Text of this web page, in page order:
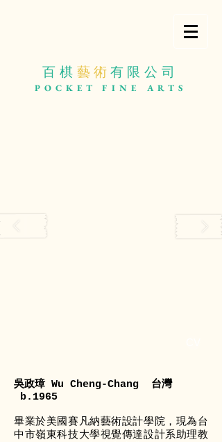
百棋 藝 術 有限公司
POCKET FINE ARTS
吳政璋 Wu Cheng-Chang 台灣
b.1965
畢業於美國賽凡納藝術設計學院，現為台
中市嶺東科技大學視覺傳達設計系助理教